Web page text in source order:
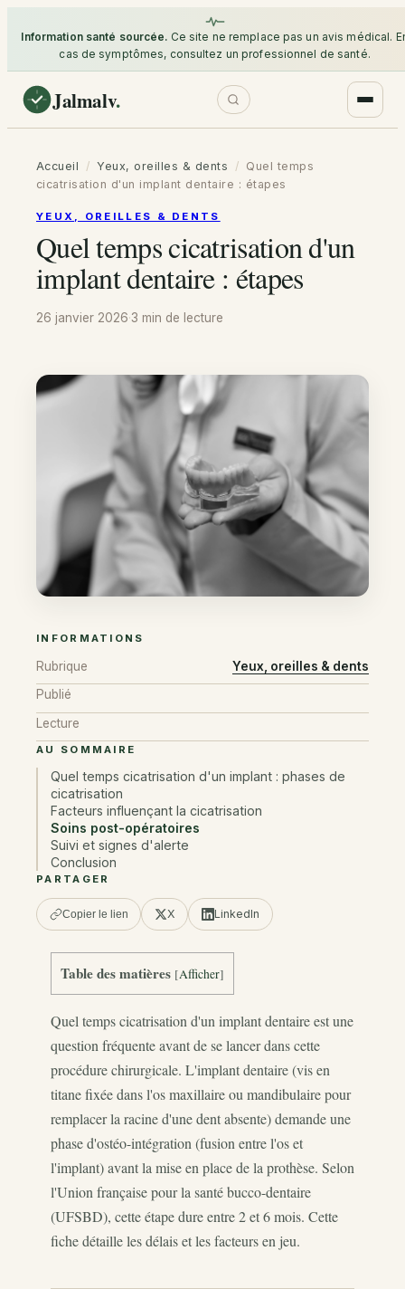
Information santé sourcée. Ce site ne remplace pas un avis médical.
cas de symptômes, consultez un professionnel de santé.
Jalmalv.
Accueil / Yeux, oreilles & dents / Quel temps
cicatrisation d'un implant dentaire : étapes
YEUX, OREILLES & DENTS
Quel temps cicatrisation d'un
implant dentaire : étapes
26 janvier 2026·3 min de lecture
INFORMATIONS
Rubrique
Yeux, oreilles & dents
Publié
Lecture
AU SOMMAIRE
Quel temps cicatrisation d'un implant : phases de
cicatrisation
Facteurs influençant la cicatrisation
Soins post-opératoires
Suivi et signes d'alerte
Conclusion
PARTAGER
Copier le lien X LinkedIn
Table des matières [Afficher]
Quel temps cicatrisation d'un implant dentaire est une
question fréquente avant de se lancer dans cette
procédure chirurgicale. L'implant dentaire (vis en
titane fixée dans l'os maxillaire ou mandibulaire pour
remplacer la racine d'une dent absente) demande une
phase d'ostéo-intégration (fusion entre l'os et
l'implant) avant la mise en place de la prothèse. Selon
l'Union française pour la santé bucco-dentaire
(UFSBD), cette étape dure entre 2 et 6 mois. Cette
fiche détaille les délais et les facteurs en jeu.